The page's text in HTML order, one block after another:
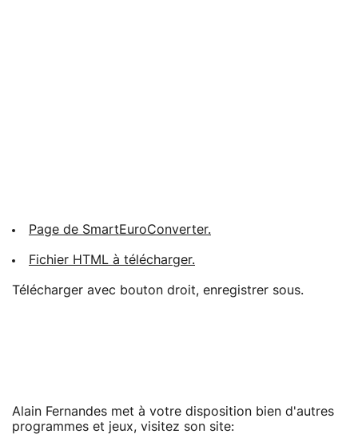
Page de SmartEuroConverter.
Fichier HTML à télécharger.
Télécharger avec bouton droit, enregistrer sous.
Alain Fernandes met à votre disposition bien d'autres
programmes et jeux, visitez son site: